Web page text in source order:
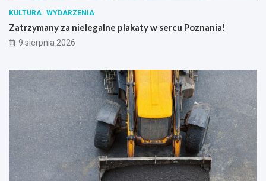
e
j
G
l
n
i
e
KULTURA WYDARZENIA
Zatrzymany za nielegalne plakaty w sercu Poznania!
9 sierpnia 2026